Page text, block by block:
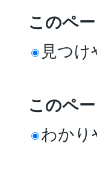
このペ
見つけ
このペ
わかり